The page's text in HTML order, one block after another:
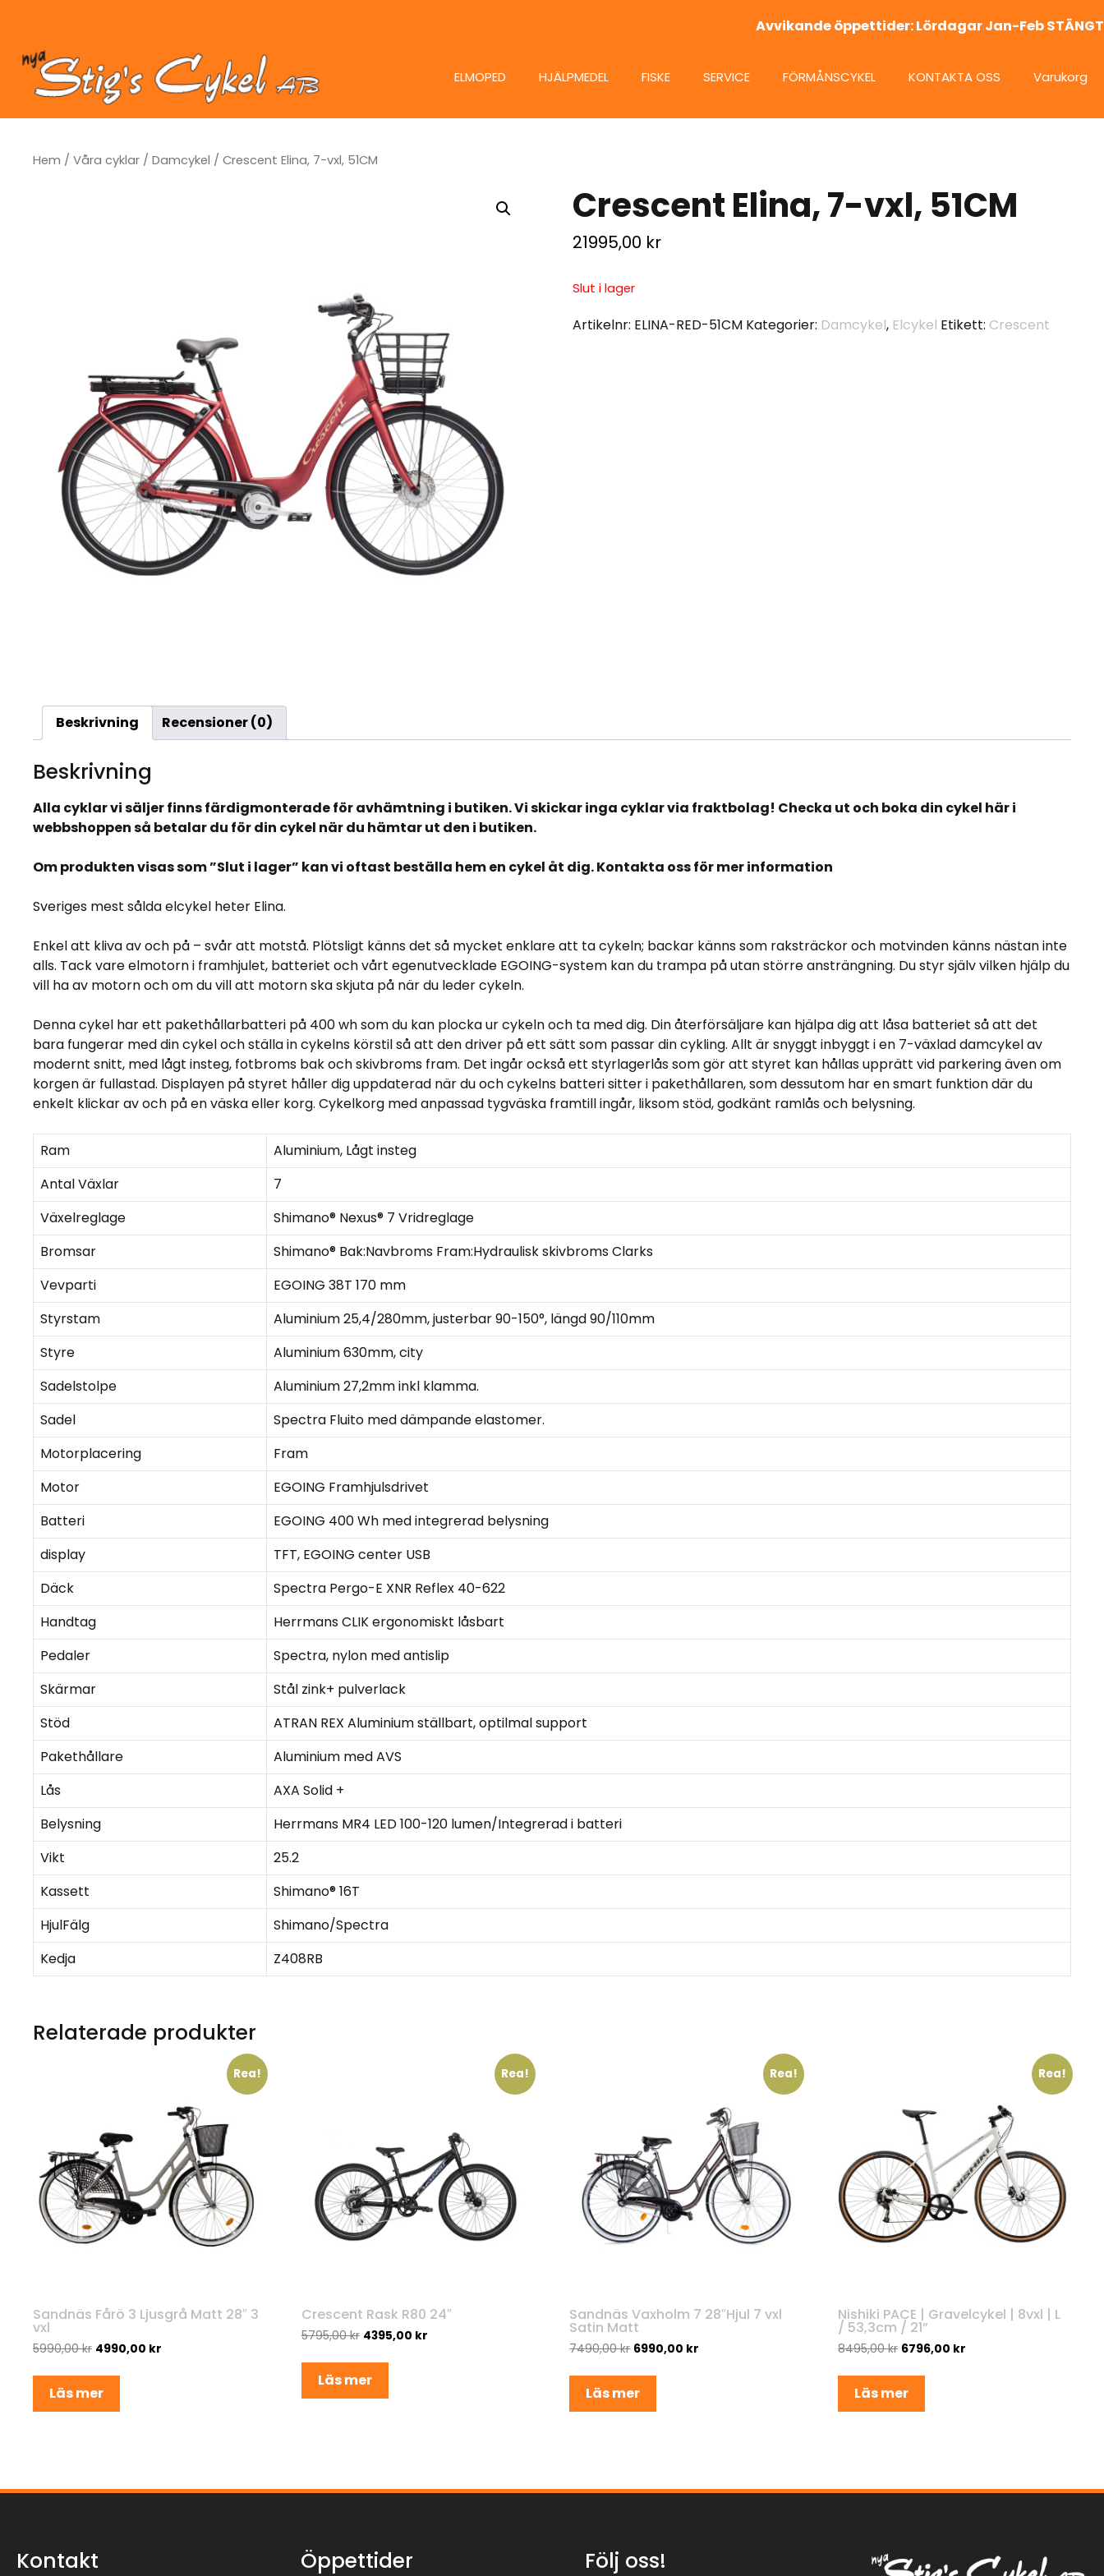
innehåll
Avvikande öppettider: Lördagar Jan-Feb STÄNGT
ELMOPED HJÄLPMEDEL FISKE SERVICE FÖRMÅNSCYKEL KONTAKTA OSS Varukorg
Hem / Våra cyklar / Damcykel / Crescent Elina, 7-vxl, 51CM
Crescent Elina, 7-vxl, 51CM
21995,00 kr
Slut i lager
Artikelnr: ELINA-RED-51CM Kategorier: Damcykel, Elcykel Etikett: Crescent
Beskrivning Recensioner (0)
Beskrivning
Alla cyklar vi säljer finns färdigmonterade för avhämtning i butiken. Vi skickar inga cyklar via fraktbolag! Checka ut och boka din cykel här i
webbshoppen så betalar du för din cykel när du hämtar ut den i butiken.
Om produkten visas som ”Slut i lager” kan vi oftast beställa hem en cykel åt dig. Kontakta oss för mer information
Sveriges mest sålda elcykel heter Elina.
Enkel att kliva av och på – svår att motstå. Plötsligt känns det så mycket enklare att ta cykeln; backar känns som raksträckor och motvinden känns nästan inte
alls. Tack vare elmotorn i framhjulet, batteriet och vårt egenutvecklade EGOING-system kan du trampa på utan större ansträngning. Du styr själv vilken hjälp du
vill ha av motorn och om du vill att motorn ska skjuta på när du leder cykeln.
Denna cykel har ett pakethållarbatteri på 400 wh som du kan plocka ur cykeln och ta med dig. Din återförsäljare kan hjälpa dig att låsa batteriet så att det
bara fungerar med din cykel och ställa in cykelns körstil så att den driver på ett sätt som passar din cykling. Allt är snyggt inbyggt i en 7-växlad damcykel av
modernt snitt, med lågt insteg, fotbroms bak och skivbroms fram. Det ingår också ett styrlagerlås som gör att styret kan hållas upprätt vid parkering även om
korgen är fullastad. Displayen på styret håller dig uppdaterad när du och cykelns batteri sitter i pakethållaren, som dessutom har en smart funktion där du
enkelt klickar av och på en väska eller korg. Cykelkorg med anpassad tygväska framtill ingår, liksom stöd, godkänt ramlås och belysning.
Ram
Aluminium, Lågt insteg
Antal Växlar
7
Växelreglage
Shimano® Nexus® 7 Vridreglage
Bromsar
Shimano® Bak:Navbroms Fram:Hydraulisk skivbroms Clarks
Vevparti
EGOING 38T 170 mm
Styrstam
Aluminium 25,4/280mm, justerbar 90-150°, längd 90/110mm
Styre
Aluminium 630mm, city
Sadelstolpe
Aluminium 27,2mm inkl klamma.
Sadel
Spectra Fluito med dämpande elastomer.
Motorplacering
Fram
Motor
EGOING Framhjulsdrivet
Batteri
EGOING 400 Wh med integrerad belysning
display
TFT, EGOING center USB
Däck
Spectra Pergo-E XNR Reflex 40-622
Handtag
Herrmans CLIK ergonomiskt låsbart
Pedaler
Spectra, nylon med antislip
Skärmar
Stål zink+ pulverlack
Stöd
ATRAN REX Aluminium ställbart, optilmal support
Pakethållare
Aluminium med AVS
Lås
AXA Solid +
Belysning
Herrmans MR4 LED 100-120 lumen/Integrerad i batteri
Vikt
25.2
Kassett
Shimano® 16T
HjulFälg
Shimano/Spectra
Kedja
Z408RB
Relaterade produkter
Rea!
Sandnäs Fårö 3 Ljusgrå Matt 28″ 3
vxl
5990,00kr 4990,00 kr
Läs mer
Rea!
Crescent Rask R80 24″
5795,00kr 4395,00 kr
Läs mer
Rea!
Sandnäs Vaxholm 7 28″Hjul 7 vxl
Satin Matt
7490,00kr 6990,00 kr
Läs mer
Rea!
Nishiki PACE | Gravelcykel | 8vxl | L
/ 53,3cm / 21”
8495,00kr 6796,00 kr
Läs mer
Kontakt Öppettider Följ oss!